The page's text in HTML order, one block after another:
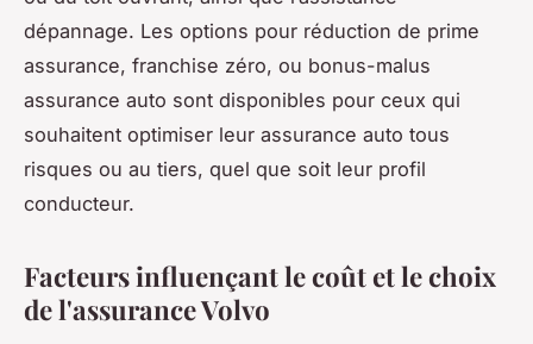
dépannage. Les options pour réduction de prime
assurance, franchise zéro, ou bonus-malus
assurance auto sont disponibles pour ceux qui
souhaitent optimiser leur assurance auto tous
risques ou au tiers, quel que soit leur profil
conducteur.
Facteurs influençant le coût et le choix
de l'assurance Volvo